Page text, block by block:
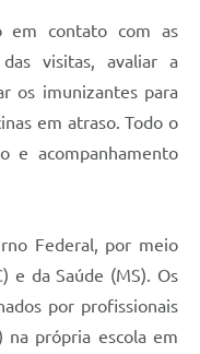
em contato com as
visitas, avaliar a
os imunizantes para
em atraso. Todo o
e acompanhamento
Federal, por meio
e da Saúde (MS). Os
por profissionais
na própria escola em